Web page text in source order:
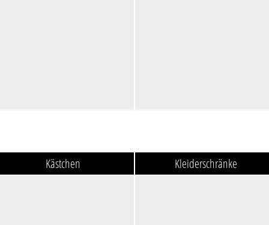
Kästchen Kleiderschränke